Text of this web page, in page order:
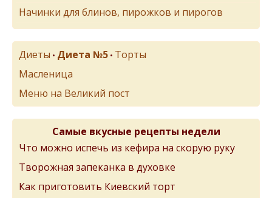
Начинки для блинов, пирожков и пирогов
Диеты • Диета №5 • Торты
Масленица
Меню на Великий пост
Самые вкусные рецепты недели
Что можно испечь из кефира на скорую руку
Творожная запеканка в духовке
Как приготовить Киевский торт